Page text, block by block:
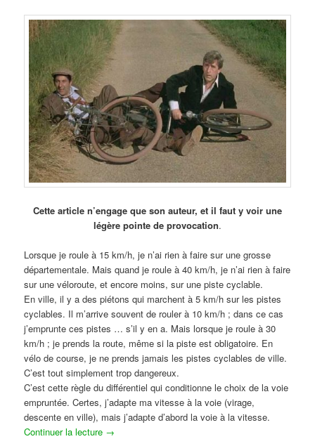
Cette article n’engage que son auteur, et il faut y voir une
légère pointe de provocation.
Lorsque je roule à 15 km/h, je n’ai rien à faire sur une grosse
départementale. Mais quand je roule à 40 km/h, je n’ai rien à faire
sur une véloroute, et encore moins, sur une piste cyclable.
En ville, il y a des piétons qui marchent à 5 km/h sur les pistes
cyclables. Il m’arrive souvent de rouler à 10 km/h ; dans ce cas
j’emprunte ces pistes … s’il y en a. Mais lorsque je roule à 30
km/h ; je prends la route, même si la piste est obligatoire. En
vélo de course, je ne prends jamais les pistes cyclables de ville.
C’est tout simplement trop dangereux.
C’est cette règle du différentiel qui conditionne le choix de la voie
empruntée. Certes, j’adapte ma vitesse à la voie (virage,
descente en ville), mais j’adapte d’abord la voie à la vitesse.
Continuer la lecture →